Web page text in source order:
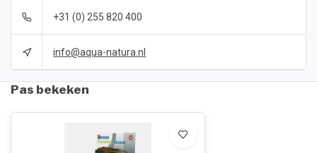
+31 (0) 255 820 400
info@aqua-natura.nl
Pas bekeken